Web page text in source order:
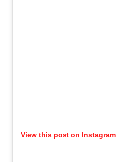
View this post on Instagram